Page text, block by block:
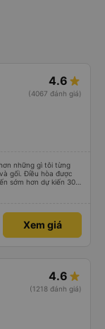
4.6
(4067 đánh giá)
những gì tôi từng
gối. Điều hòa được
sớm hơn dự kiến 30
Không quá nhiều
xe để tìm thấy nó, đây
buýt đều có bảng
Xem giá
4.6
(1218 đánh giá)